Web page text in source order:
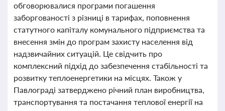
обговорювалися програми погашення
заборгованості з різниці в тарифах, поповнення
статутного капіталу комунального підприємства та
внесення змін до програм захисту населення від
надзвичайних ситуацій. Це свідчить про
комплексний підхід до забезпечення стабільності та
розвитку теплоенергетики на місцях. Також у
Павлограді затверджено річний план виробництва,
транспортування та постачання теплової енергії на